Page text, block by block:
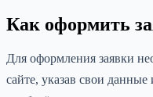
Как оформить
Для оформления заявки
сайте, указав свои